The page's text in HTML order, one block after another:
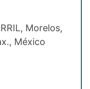
Morelos,
México